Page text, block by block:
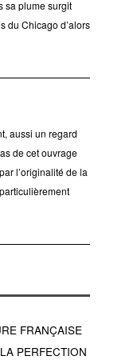
sa plume surgit
du Chicago d’alors
aussi un regard
de cet ouvrage
l’originalité de la
FRANÇAISE
PERFECTION